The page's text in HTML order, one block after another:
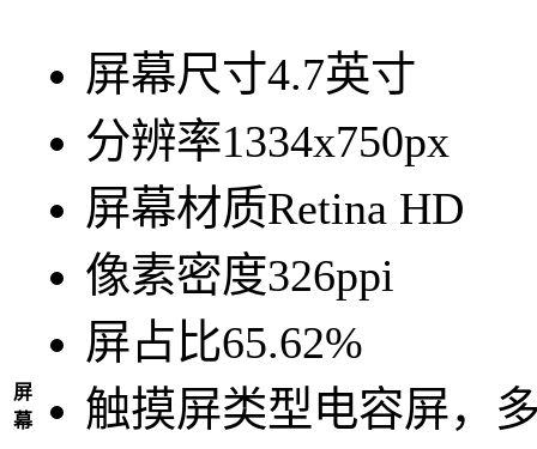
屏
幕
屏幕尺寸4.7英寸
分辨率1334x750px
屏幕材质Retina HD
像素密度326ppi
屏占比65.62%
触摸屏类型电容屏，